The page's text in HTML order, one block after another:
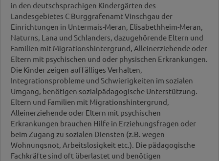
in den deutschsprachigen Kindergärten des
Landesgebietes C Burggrafenamt Vinschgau der
Einrichtungen in Untermais-Meran, Elisabethheim-Meran,
Naturns, Lana und Schlanders, dazugehörende Eltern und
Familien mit Migrationshintergrund, Alleinerziehende oder
Eltern mit psychischen und oder physischen Erkrankungen.
Die Kinder zeigen auffälliges Verhalten,
Integrationsprobleme und Schwierigkeiten im sozialen
Umgang, benötigen sozialpädagogische Unterstützung.
Eltern und Familien mit Migrationshintergrund,
Alleinerziehende oder Eltern mit psychischen
Erkrankungen brauchen Hilfe in Erziehungsfragen oder
beim Zugang zu sozialen Diensten (z.B. wegen
Wohnungsnot, Arbeitslosigkeit etc.). Die pädagogische
Fachkräfte sind oft überlastet und benötigen